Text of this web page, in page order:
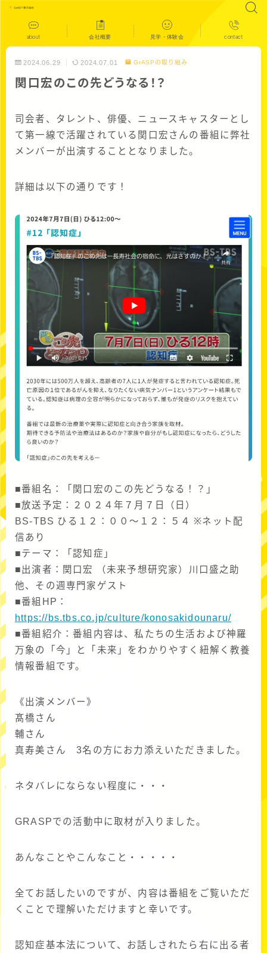
about 会社概要 見学・体験会 contact
2024.06.29 2024.07.01 GrASPの取り組み
関口宏のこの先どうなる！？
司会者、タレント、俳優、ニュースキャスターとし
て第一線で活躍されている関口宏さんの番組に弊社
メンバーが出演することとなりました。
詳細は以下の通りです！
■番組名：「関口宏のこの先どうなる！？」
■放送予定：２０２４年７月７日（日）
BS-TBS ひる１２：００～１２：５４ ※ネット配
信あり
■テーマ：「認知症」
■出演者：関口宏 （未来予想研究家）川口盛之助
他、その週専門家ゲスト
■番組HP：
https://bs.tbs.co.jp/culture/konosakidounaru/
■番組紹介：番組内容は、私たちの生活および神羅
万象の「今」と「未来」をわかりやすく紐解く教養
情報番組です。
《出演メンバー》
髙橋さん
輔さん
真寿美さん 3名の方にお力添えいただきました。
ネタバレにならない程度に・・・
GRASPでの活動中に取材が入りました。
あんなことやこんなこと・・・・・
全てお話したいのですが、内容は番組をご覧いただ
くことで理解いただけますと幸いです。
認知症基本法について、お話しされたら右に出る者